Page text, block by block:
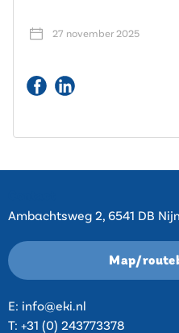
27 november 2025
Ambachtsweg 2, 6541 DB
Map/
E: info@eki.nl
T: +31 (0) 243773378